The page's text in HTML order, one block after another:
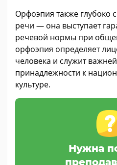
Орфоэпия также глубоко
речи — она выступает
речевой нормы при
орфоэпия определяет
человека и служит
принадлежности к
культуре.
Нужна